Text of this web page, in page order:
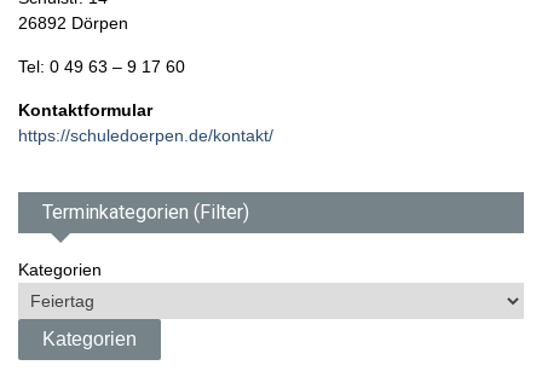
26892 Dörpen
Tel: 0 49 63 – 9 17 60
Kontaktformular
https://schuledoerpen.de/kontakt/
Terminkategorien (Filter)
Kategorien